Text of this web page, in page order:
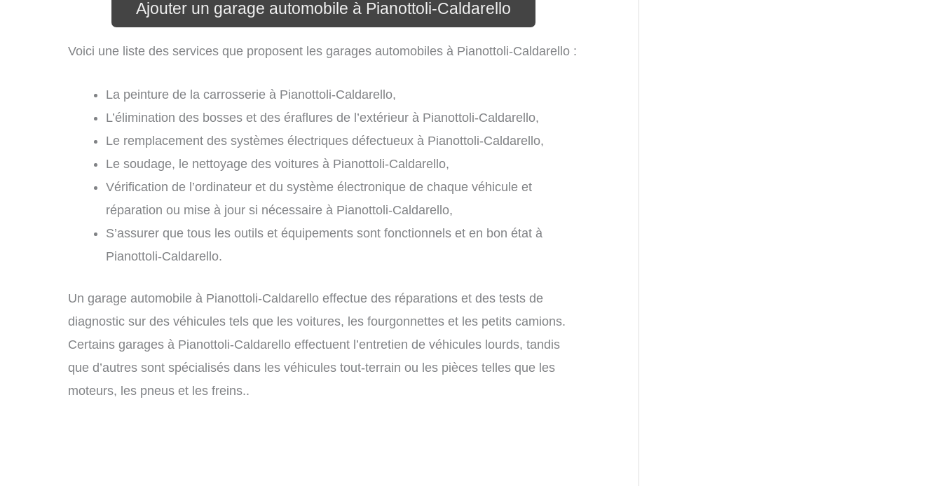
Ajouter un garage automobile à Pianottoli-Caldarello
Voici une liste des services que proposent les garages automobiles à Pianottoli-Caldarello :
La peinture de la carrosserie à Pianottoli-Caldarello,
L’élimination des bosses et des éraflures de l’extérieur à Pianottoli-Caldarello,
Le remplacement des systèmes électriques défectueux à Pianottoli-Caldarello,
Le soudage, le nettoyage des voitures à Pianottoli-Caldarello,
Vérification de l’ordinateur et du système électronique de chaque véhicule et
réparation ou mise à jour si nécessaire à Pianottoli-Caldarello,
S’assurer que tous les outils et équipements sont fonctionnels et en bon état à
Pianottoli-Caldarello.
Un garage automobile à Pianottoli-Caldarello effectue des réparations et des tests de
diagnostic sur des véhicules tels que les voitures, les fourgonnettes et les petits camions.
Certains garages à Pianottoli-Caldarello effectuent l’entretien de véhicules lourds, tandis
que d’autres sont spécialisés dans les véhicules tout-terrain ou les pièces telles que les
moteurs, les pneus et les freins..